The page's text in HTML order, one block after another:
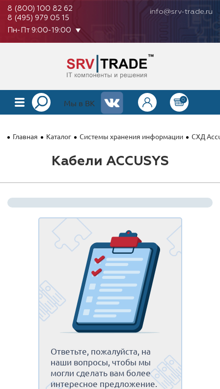
8 (800) 100 82 62
8 (495) 979 05 15
info@srv-trade.ru
Пн-Пт 9:00-19:00
КАТАЛОГ
ОПЛАТА
ГАРАНТИЯ
КОНТАКТЫ
АКЦИИ
Мы в ВК 0
Главная Каталог Системы хранения информации СХД
Кабели ACCUSYS
Ответьте, пожалуйста, на
наши вопросы, чтобы мы
могли сделать вам более
интересное предложение.